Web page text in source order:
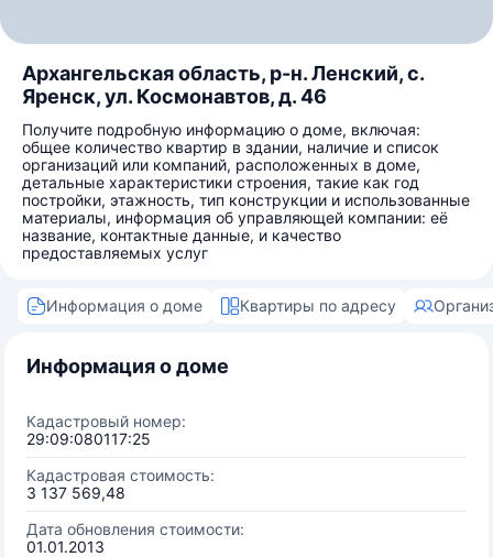
Архангельская область, р-н. Ленский, с.
Яренск, ул. Космонавтов, д. 46
Получите подробную информацию о доме, включая:
общее количество квартир в здании, наличие и список
организаций или компаний, расположенных в доме,
детальные характеристики строения, такие как год
постройки, этажность, тип конструкции и использованные
материалы, информация об управляющей компании: её
название, контактные данные, и качество
предоставляемых услуг
Информация о доме Квартиры по адресу
Информация о доме
Кадастровый номер:
29:09:080117:25
Кадастровая стоимость:
3 137 569,48
Дата обновления стоимости:
01.01.2013